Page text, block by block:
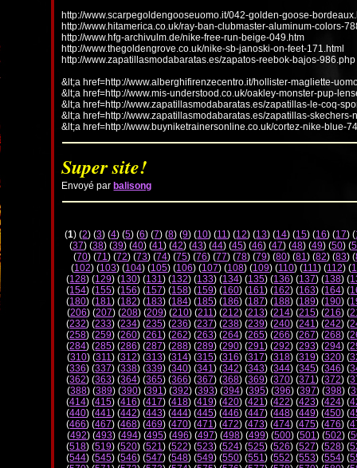
http://www.scarpegoldengooseuomo.it/042-golden-goose-
http://www.hitamerica.co.uk/ray-ban-clubmaster-aluminum-colors-
http://www.hfg-archivulm.de/nike-free-run-beige-049.htm
http://www.thegoldengrove.co.uk/nike-sb-janoski-on-feet-171.html
http://www.zapatillasmodabaratas.es/zapatos-reebok-bajos-986.php
&lt;a href=http://www.alberghifirenzecentro.it/hollister-magliette-
&lt;a href=http://www.mis-understood.co.uk/oakley-monster-pup-
&lt;a href=http://www.zapatillasmodabaratas.es/zapatillas-le-coq-
&lt;a href=http://www.zapatillasmodabaratas.es/zapatillas-
&lt;a href=http://www.buyniketrainersonline.co.uk/cortez-nike-blue-
Super site!
Envoyé par balisong
(1) (2) (3) (4) (5) (6) (7) (8) (9) (10) (11) (12) (13) (14) (15) (16) (17) (
(37) (38) (39) (40) (41) (42) (43) (44) (45) (46) (47) (48) (49) (50) (
(70) (71) (72) (73) (74) (75) (76) (77) (78) (79) (80) (81) (82) (83) (
(102) (103) (104) (105) (106) (107) (108) (109) (110) (111) (112) (
(128) (129) (130) (131) (132) (133) (134) (135) (136) (137) (138) (
(154) (155) (156) (157) (158) (159) (160) (161) (162) (163) (164) (
(180) (181) (182) (183) (184) (185) (186) (187) (188) (189) (190) (
(206) (207) (208) (209) (210) (211) (212) (213) (214) (215) (216) (
(232) (233) (234) (235) (236) (237) (238) (239) (240) (241) (242) (
(258) (259) (260) (261) (262) (263) (264) (265) (266) (267) (268) (
(284) (285) (286) (287) (288) (289) (290) (291) (292) (293) (294) (
(310) (311) (312) (313) (314) (315) (316) (317) (318) (319) (320) (
(336) (337) (338) (339) (340) (341) (342) (343) (344) (345) (346) (
(362) (363) (364) (365) (366) (367) (368) (369) (370) (371) (372) (
(388) (389) (390) (391) (392) (393) (394) (395) (396) (397) (398) (
(414) (415) (416) (417) (418) (419) (420) (421) (422) (423) (424) (
(440) (441) (442) (443) (444) (445) (446) (447) (448) (449) (450) (
(466) (467) (468) (469) (470) (471) (472) (473) (474) (475) (476) (
(492) (493) (494) (495) (496) (497) (498) (499) (500) (501) (502) (
(518) (519) (520) (521) (522) (523) (524) (525) (526) (527) (528) (
(544) (545) (546) (547) (548) (549) (550) (551) (552) (553) (554) (